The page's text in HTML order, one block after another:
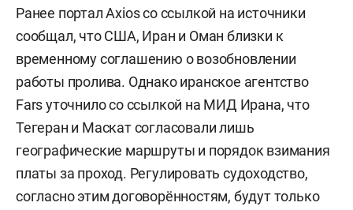
Ранее портал Axios со ссылкой на источники
сообщал, что США, Иран и Оман близки к
временному соглашению о возобновлении
работы пролива. Однако иранское агентство
Fars уточнило со ссылкой на МИД Ирана, что
Тегеран и Маскат согласовали лишь
географические маршруты и порядок взимания
платы за проход. Регулировать судоходство,
согласно этим договорённостям, будут только